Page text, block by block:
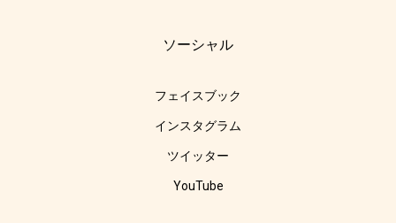
ソーシャル
フェイスブック
インスタグラム
ツイッター
YouTube